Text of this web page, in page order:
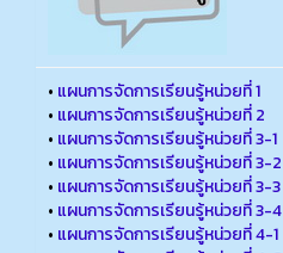
• แผนการจัดการเรียนรู้หน่วยที่ 1
• แผนการจัดการเรียนรู้หน่วยที่ 2
• แผนการจัดการเรียนรู้หน่วยที่ 3-1
• แผนการจัดการเรียนรู้หน่วยที่ 3-2
• แผนการจัดการเรียนรู้หน่วยที่ 3-3
• แผนการจัดการเรียนรู้หน่วยที่ 3-4
• แผนการจัดการเรียนรู้หน่วยที่ 4-1